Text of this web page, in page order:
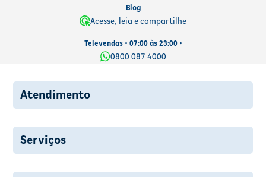
Blog
Acesse, leia e compartilhe
Televendas • 07:00 às 23:00 •
0800 087 4000
Atendimento
Serviços